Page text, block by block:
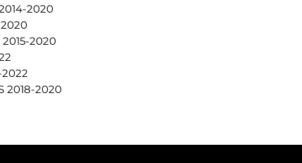
2020
2020
2018-2020